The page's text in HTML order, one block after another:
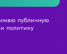
публичную
политику